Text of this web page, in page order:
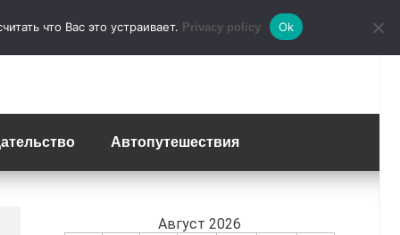
Автопутешествия
Август 2026
что Вас это устраивает. Privacy policy Ok